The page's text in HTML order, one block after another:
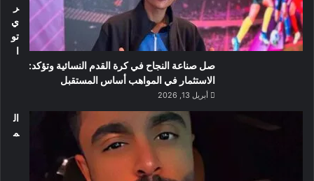
ر
ي
تو
ا
صل صناعة النجاح في كرة القدم النسائية وتؤكد:
الاستثمار في المواهب أساس المستقبل
أبريل 13, 2026
ال
م